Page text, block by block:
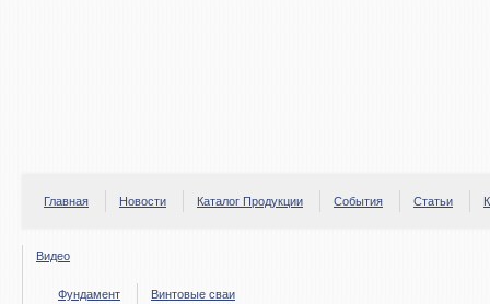
Главная Новости Каталог Продукции События Статьи
Видео
Фундамент Винтовые сваи